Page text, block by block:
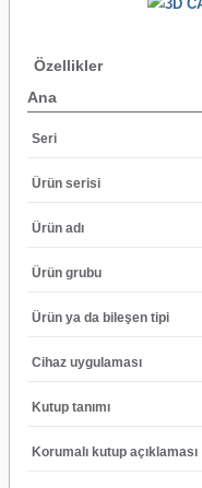
Özellikler
Ana
Seri
Ürün serisi
Ürün adı
Ürün grubu
Ürün ya da bileşen tipi
Cihaz uygulaması
Kutup tanımı
Korumalı kutup açıklaması